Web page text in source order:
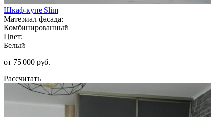
Шкаф-купе Slim
Материал фасада:
Комбинированный
Цвет:
Белый
от 75 000 руб.
Рассчитать